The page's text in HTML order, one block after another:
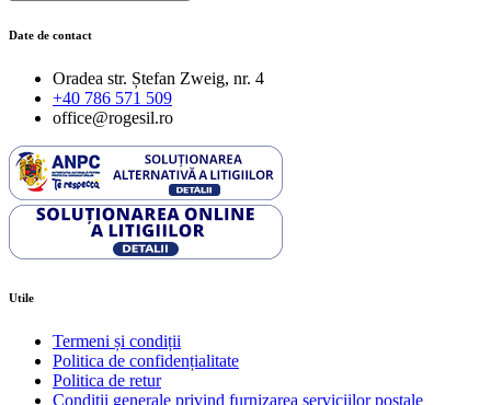
Date de contact
Oradea str. Ștefan Zweig, nr. 4
+40 786 571 509
office@rogesil.ro
Utile
Termeni și condiții
Politica de confidențialitate
Politica de retur
Condiţii generale privind furnizarea serviciilor poştale